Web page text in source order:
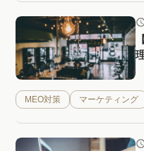
MEO対策 マーケティング